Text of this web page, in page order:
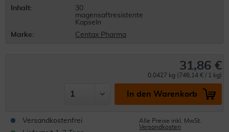
Inhalt:
30
magensaftresistente
Kapseln
Marke:
Centax Pharma
31,86 €
0.0427 kg (746,14 € / 1 kg)
In den Warenkorb
Versandkostenfrei
Alle Preise inkl. MwSt.
Versandkosten